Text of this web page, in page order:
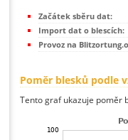
Začátek sběru dat:
Import dat o blescích:
Provoz na
Poměr blesků podle
Tento graf ukazuje poměr